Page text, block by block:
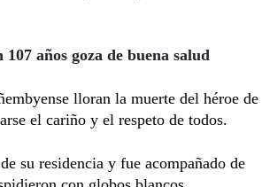
años goza de buena salud
lloran la muerte del héroe de
el cariño y el respeto de todos.
su residencia y fue acompañado de